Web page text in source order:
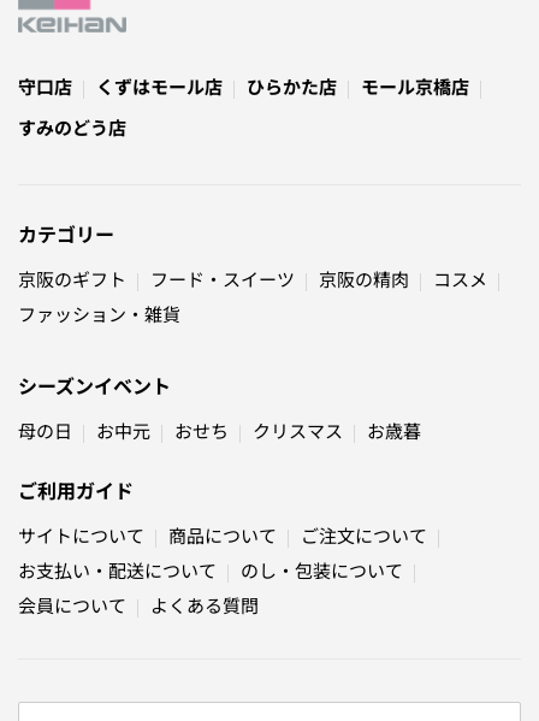
守口店 くずはモール店 ひらかた店
モール京橋店
すみのどう店
カテゴリー
京阪のギフト フード・スイーツ 京阪の精肉
コスメ
ファッション・雑貨
シーズンイベント
母の日 お中元 おせち クリスマス お歳暮
ご利用ガイド
サイトについて 商品について
ご注文について
お支払い・配送について
のし・包装について
会員について
よくある質問